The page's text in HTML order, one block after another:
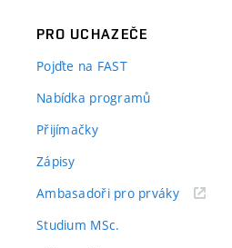
PRO UCHAZEČE
Pojďte na FAST
Nabídka programů
Přijímačky
Zápisy
Ambasadoři pro prváky(externí
Studium MSc.